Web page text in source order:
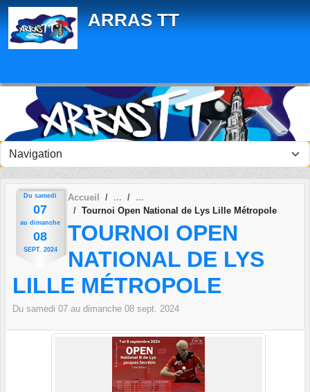
ARRAS TT
Du samedi
07
au dimanche
08
SEPT. 2024
Accueil
Tournoi Open National de Lys Lille Métropole
TOURNOI OPEN
NATIONAL DE LYS
LILLE MÉTROPOLE
Du samedi 07 au dimanche 08 sept. 2024
Panneau de gestion des cookies